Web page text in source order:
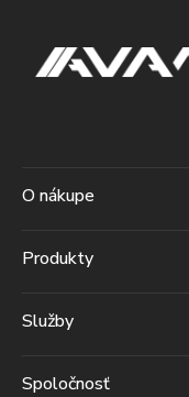
O nákupe
Produkty
Služby
Spoločnosť